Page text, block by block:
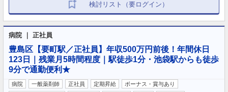
検討リスト（要ログイン）
病院 ｜ 正社員
豊島区【要町駅／正社員】年収500万円前後！年間休日
123日｜残業月5時間程度｜駅徒歩1分・池袋駅からも徒歩
9分で通勤便利★
病院 一般薬剤師 正社員 定期昇給
ボーナス・賞与あり